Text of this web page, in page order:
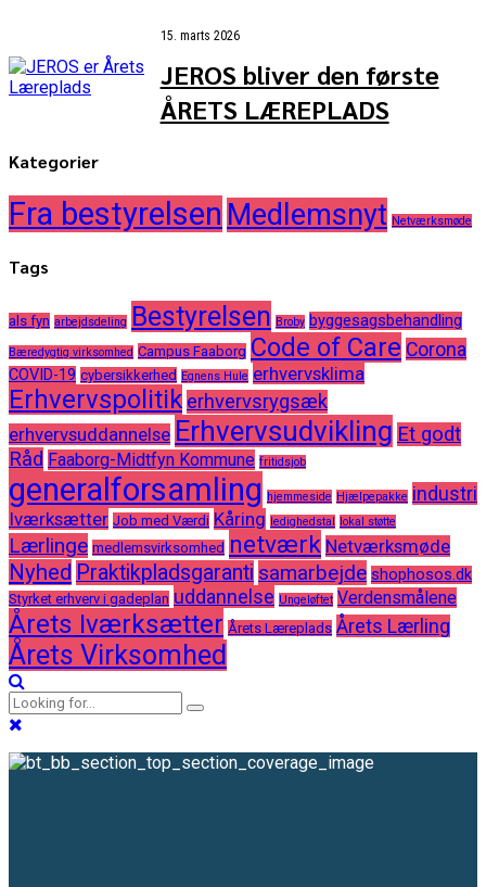
15. marts 2026
JEROS bliver den første
ÅRETS LÆREPLADS
Kategorier
Fra bestyrelsen Medlemsnyt Netværksmøde
Tags
als fyn arbejdsdeling Bestyrelsen Broby byggesagsbehandling
Bæredygtig virksomhed Campus Faaborg Code of Care Corona
COVID-19 cybersikkerhed Egnens Hule erhvervsklima
Erhvervspolitik erhvervsrygsæk
erhvervsuddannelse Erhvervsudvikling Et godt
Råd Faaborg-Midtfyn Kommune fritidsjob
generalforsamling hjemmeside Hjælpepakke industri
Iværksætter Job med Værdi Kåring ledighedstal lokal støtte
Lærlinge medlemsvirksomhed netværk Netværksmøde
Nyhed Praktikpladsgaranti samarbejde shophosos.dk
Styrket erhverv i gadeplan uddannelse Ungeløftet Verdensmålene
Årets Iværksætter Årets Læreplads Årets Lærling
Årets Virksomhed